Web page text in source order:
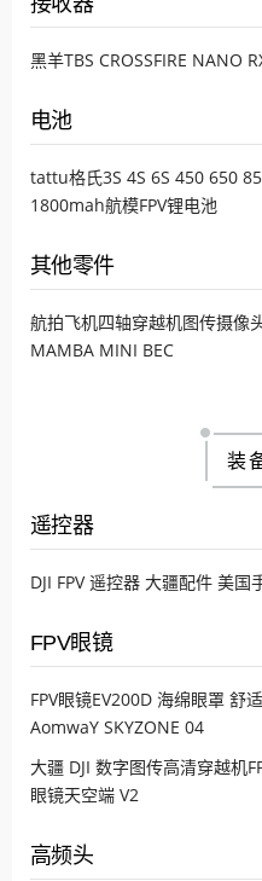
黑羊TBS CROSSFIRE NANO
电池
tattu格氏3S 4S 6S 450 650
1800mah航模FPV锂电池
其他零件
航拍飞机四轴穿越机图传摄像
MAMBA MINI BEC
装
遥控器
DJI FPV 遥控器 大疆配件 美国
FPV眼镜
FPV眼镜EV200D 海绵眼罩 舒
AomwaY SKYZONE 04
大疆 DJI 数字图传高清穿越机
眼镜天空端 V2
高频头